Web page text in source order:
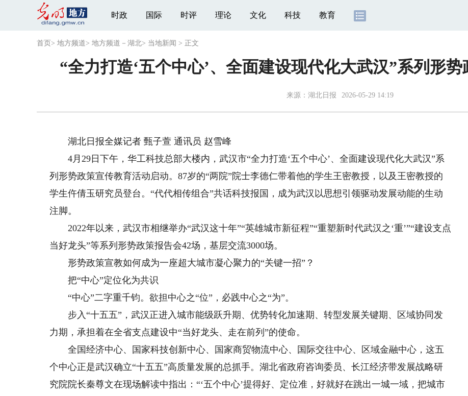
时政 国际 时评 理论 文化 科技 教育
首页 > 地方频道> 地方频道－湖北> 当地新闻 > 正文
“全力打造‘五个中心’、全面建设现代化大武汉”系列形
来源： 湖北日报 2026-05-29 14:19
湖北日报全媒记者 甄子萱 通讯员 赵雪峰
4月29日下午，华工科技总部大楼内，武汉市“全力打造‘五个中心’、全面建设现代化大武汉”系
列形势政策宣传教育活动启动。87岁的“两院”院士李德仁带着他的学生王密教授，以及王密教授的
学生仵倩玉研究员登台。“代代相传组合”共话科技报国，成为武汉以思想引领驱动发展动能的生动
注脚。
2022年以来，武汉市相继举办“武汉这十年”“英雄城市新征程”“重塑新时代武汉之‘重’”“建设支点
当好龙头”等系列形势政策报告会42场，基层交流3000场。
形势政策宣教如何成为一座超大城市凝心聚力的“关键一招”？
把“中心”定位化为共识
“中心”二字重千钧。欲担中心之“位”，必践中心之“为”。
步入“十五五”，武汉正进入城市能级跃升期、优势转化加速期、转型发展关键期、区域协同发
力期，承担着在全省支点建设中“当好龙头、走在前列”的使命。
全国经济中心、国家科技创新中心、国家商贸物流中心、国际交往中心、区域金融中心，这五
个中心正是武汉确立“十五五”高质量发展的总抓手。湖北省政府咨询委员、长江经济带发展战略研
究院院长秦尊文在现场解读中指出：“‘五个中心’提得好、定位准，好就好在跳出一城一域，把城市